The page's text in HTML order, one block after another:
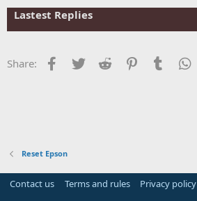
Lastest Replies
Share: Facebook
Twitter Reddit PinterestTumblr
Reset Epson
Contact us Terms and rules Privacy policy